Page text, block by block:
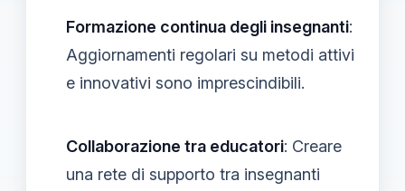
Formazione continua degli insegnanti:
Aggiornamenti regolari su metodi attivi
e innovativi sono imprescindibili.
Collaborazione tra educatori: Creare
una rete di supporto tra insegnanti